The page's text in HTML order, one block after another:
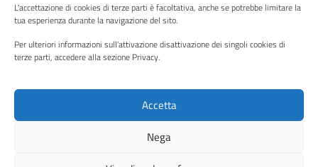
L'accettazione di cookies di terze parti è facoltativa, anche se potrebbe limitare la
tua esperienza durante la navigazione del sito.
Per ulteriori informazioni sull'attivazione disattivazione dei singoli cookies di
terze parti, accedere alla sezione Privacy.
Accetta
Nega
Piano di miglioramento del sito
Instagram